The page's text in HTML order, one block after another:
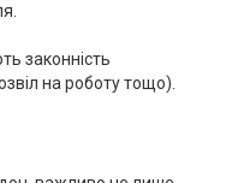
законність
на роботу тощо).